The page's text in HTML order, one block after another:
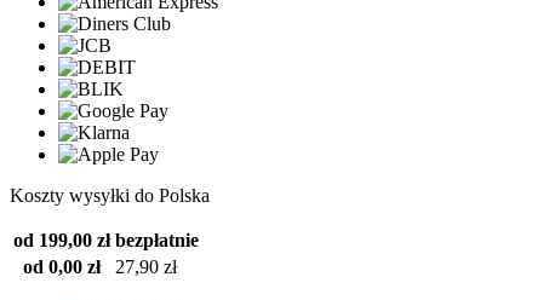
Koszty wysyłki do Polska
od 199,00 zł bezpłatnie
od 0,00 zł
27,90 zł